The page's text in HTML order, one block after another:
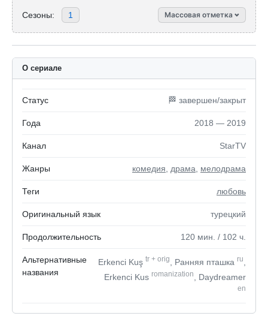
Сезоны: 1 Массовая отметка
О сериале
Статус 🏁 завершен/закрыт
Года 2018 — 2019
Канал StarTV
Жанры комедия драма мелодрама
Теги любовь
Оригинальный язык турецкий
Продолжительность 120 мин. / 102 ч.
Альтернативные
названия
Erkenci Kuş tr + orig , Ранняя пташка ru
Erkenci Kus romanization , Daydreamer
en